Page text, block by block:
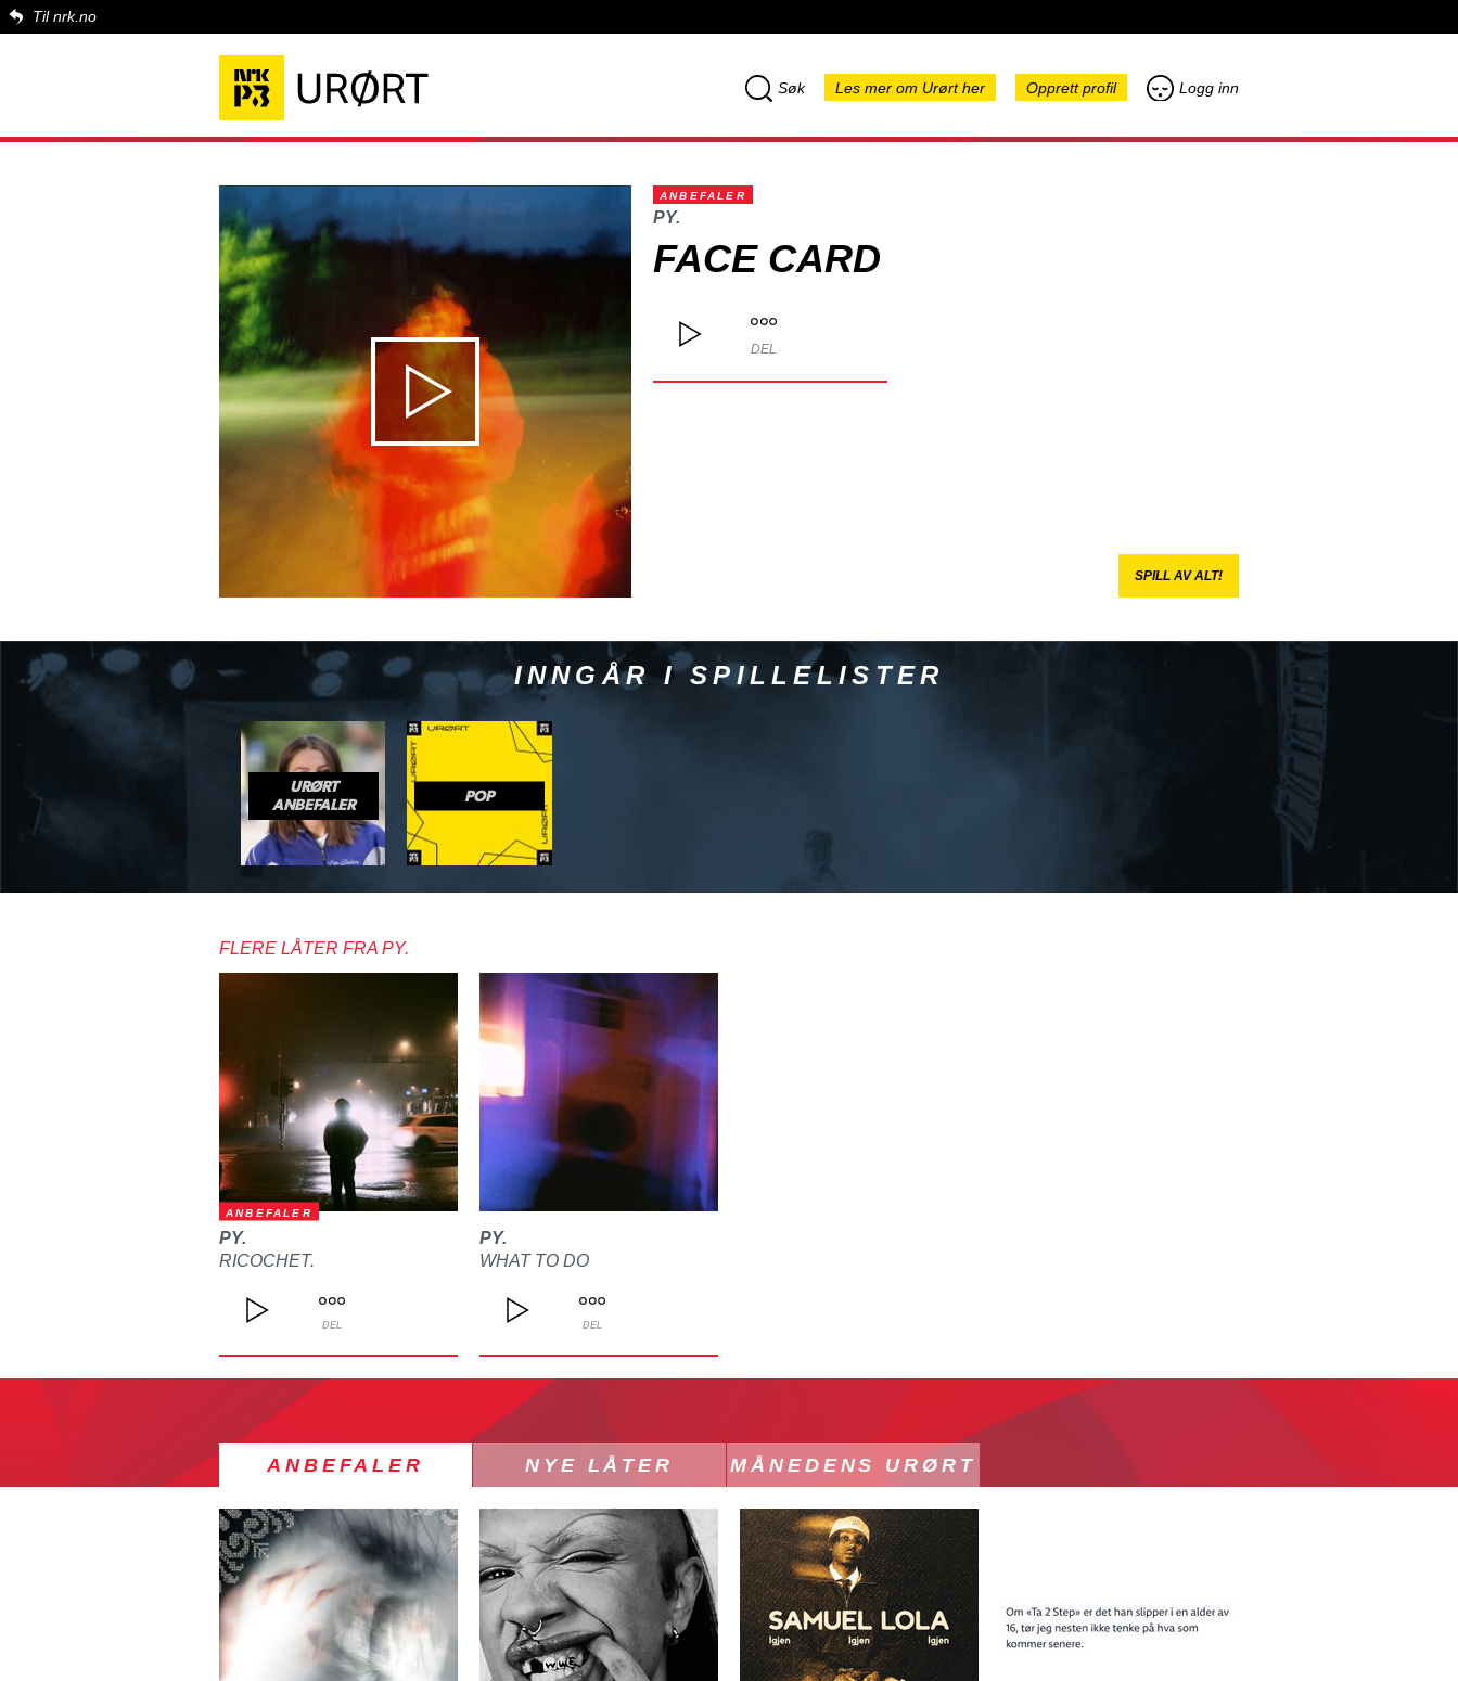
Til nrk.no
Søk Les mer om Urørt her Opprett profil Logg inn
ANBEFALER
PY.
FACE CARD
DEL
SPILL AV ALT!
INNGÅR I SPILLELISTER
URØRT
ANBEFALER
POP
FLERE LÅTER FRA PY.
ANBEFALER
PY.
RICOCHET.
DEL
PY.
WHAT TO DO
DEL
ANBEFALER NYE LÅTER MÅNEDENS URØRT